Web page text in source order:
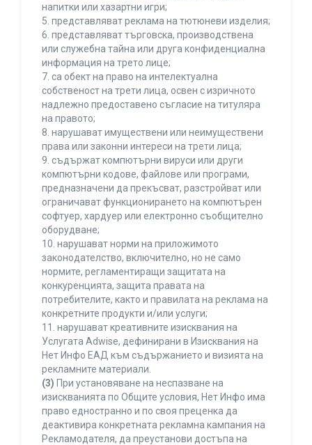
напитки или хазартни игри;
5. представляват реклама на тютюневи изделия;
6. представляват търговска, производствена
или служебна тайна или друга конфиденциална
информация на трето лице;
7. са обект на право на интелектуална
собственост на трети лица, освен с изричното
надлежно предоставено съгласие на титуляра
на правото;
8. нарушават имуществени или неимуществени
права или законни интереси на трети лица;
9. съдържат компютърни вируси или други
компютърни кодове, файлове или програми,
предназначени да прекъсват, разстройват или
ограничават функционирането на компютърен
софтуер, хардуер или електронно съобщително
оборудване;
10. нарушават норми на приложимото
законодателство, включително, но не само
нормите, регламентиращи защитата на
конкуренцията, защита правата на
потребителите, както и правилата на реклама на
конкретните продукти и/или услуги;
11. нарушават креативните изисквания на
Услугата Adwise, дефинирани в Изисквания на
Нет Инфо ЕАД към съдържанието и визията на
рекламните материали.
(3) При установяване на неспазване на
изискванията по Общите условия, Нет Инфо има
право едностранно и по своя преценка да
деактивира конкретната рекламна кампания на
Рекламодателя, да преустанови достъпа на